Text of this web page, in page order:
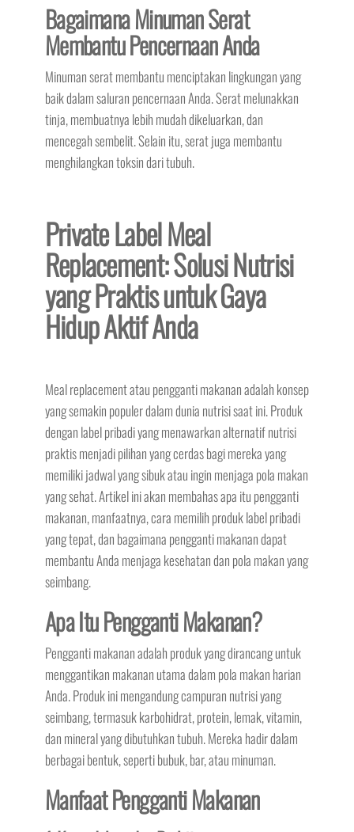
Bagaimana Minuman Serat
Membantu Pencernaan Anda
Minuman serat membantu menciptakan lingkungan yang
baik dalam saluran pencernaan Anda. Serat melunakkan
tinja, membuatnya lebih mudah dikeluarkan, dan
mencegah sembelit. Selain itu, serat juga membantu
menghilangkan toksin dari tubuh.
Private Label Meal
Replacement: Solusi Nutrisi
yang Praktis untuk Gaya
Hidup Aktif Anda
Meal replacement atau pengganti makanan adalah konsep
yang semakin populer dalam dunia nutrisi saat ini. Produk
dengan label pribadi yang menawarkan alternatif nutrisi
praktis menjadi pilihan yang cerdas bagi mereka yang
memiliki jadwal yang sibuk atau ingin menjaga pola makan
yang sehat. Artikel ini akan membahas apa itu pengganti
makanan, manfaatnya, cara memilih produk label pribadi
yang tepat, dan bagaimana pengganti makanan dapat
membantu Anda menjaga kesehatan dan pola makan yang
seimbang.
Apa Itu Pengganti Makanan?
Pengganti makanan adalah produk yang dirancang untuk
menggantikan makanan utama dalam pola makan harian
Anda. Produk ini mengandung campuran nutrisi yang
seimbang, termasuk karbohidrat, protein, lemak, vitamin,
dan mineral yang dibutuhkan tubuh. Mereka hadir dalam
berbagai bentuk, seperti bubuk, bar, atau minuman.
Manfaat Pengganti Makanan